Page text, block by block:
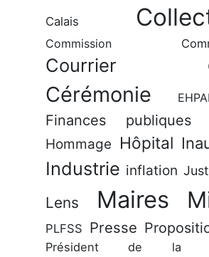
Calais
Commission
Courrier
Cérémonie
Finances publiques
Hommage Hôpital
Industrie inflation
Lens Maires
PLFSS Presse
Président de la